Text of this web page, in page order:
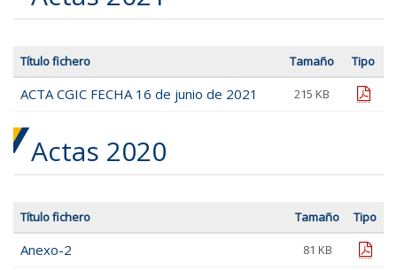
Título fichero Tamaño Tipo
ACTA CGIC FECHA 16 de junio de 2021 215 KB pdf
Actas 2020
Título fichero Tamaño Tipo
Anexo-2 81 KB pdf